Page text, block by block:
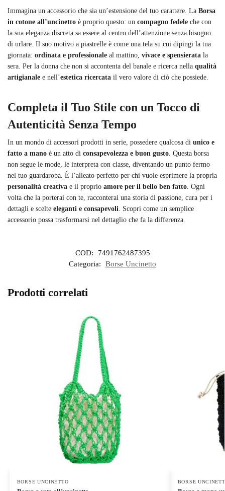
Immagina un accessorio che sia un’estensione del tuo carattere. La Borsa
in cotone all’uncinetto è proprio questo: un compagno fedele che con
la sua eleganza discreta sa essere al centro dell’attenzione senza bisogno
di urlare. Il suo motivo a piastrelle è come una tela su cui dipingi la tua
giornata: ordinata e professionale al mattino, vivace e spensierata la
sera. Per la donna che non si accontenta del banale e ricerca nella qualità
artigianale e nell’estetica ricercata il vero valore di ciò che possiede.
Completa il Tuo Stile con un Tocco di
Autenticità Senza Tempo
In un mondo di accessori prodotti in serie, possedere qualcosa di unico e
fatto a mano è un atto di consapevolezza e buon gusto . Questa borsa
non segue le mode, le interpreta con classe, diventando un punto fermo
nel tuo guardaroba. È l’alleato perfetto per chi vuole esprimere la propria
personalità creativa e il proprio amore per il bello ben fatto . Ogni
volta che la porterai con te, racconterai una storia di passione, cura per i
dettagli e scelte eleganti e consapevoli . Scopri come un semplice
accessorio possa trasformarsi nel dettaglio che fa la differenza.
COD:
7491762487395
Categoria:
Borse Uncinetto
Prodotti correlati
BORSE UNCINETTO BORSE